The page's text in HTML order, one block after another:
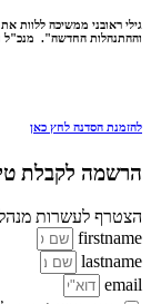
גילי ראובני ממשיכה ללוות
וההתנהלות החדשה". מנכ"ל
להזמנת הסדנה לחץ כאן
הרשמה לקבלת
הצטרף לעשרות
firstname
lastname
email